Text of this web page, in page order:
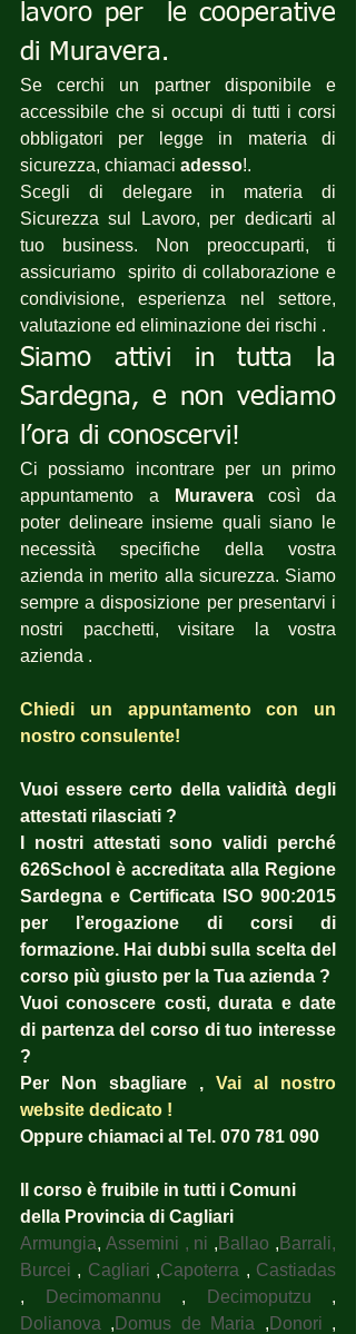
lavoro per  le cooperative
di Muravera.
Se cerchi un partner disponibile e
accessibile che si occupi di tutti i corsi
obbligatori per legge in materia di
sicurezza, chiamaci adesso!.
Scegli di delegare in materia di
Sicurezza sul Lavoro, per dedicarti al
tuo business. Non preoccuparti, ti
assicuriamo  spirito di collaborazione e
condivisione, esperienza nel settore,
valutazione ed eliminazione dei rischi .
Siamo attivi in tutta la
Sardegna, e non vediamo
l’ora di conoscervi!
Ci possiamo incontrare per un primo
appuntamento a
Muravera così da
poter delineare insieme quali siano le
necessità specifiche della vostra
azienda in merito alla sicurezza. Siamo
sempre a disposizione per presentarvi i
nostri pacchetti, visitare la vostra
azienda .
Chiedi un appuntamento con un
nostro consulente!
Vuoi essere certo della validità degli
attestati rilasciati ?
I nostri attestati sono validi perché
626School è accreditata alla Regione
Sardegna e Certificata ISO 900:2015
per l’erogazione di corsi di
formazione. Hai dubbi sulla scelta del
Vuoi conoscere costi, durata e date
di partenza del corso di tuo interesse
?
Per Non sbagliare , Vai al nostro
website dedicato !
Oppure chiamaci al Tel. 070 781 090
Il corso è fruibile in tutti i Comuni
della Provincia di Cagliari
Armungia, Assemini , ni , Ballao , Barrali,
Burcei , Cagliari ,Capoterra , Castiadas
,
Decimomannu , Decimoputzu
Dolianova , Domus de Maria , Donori